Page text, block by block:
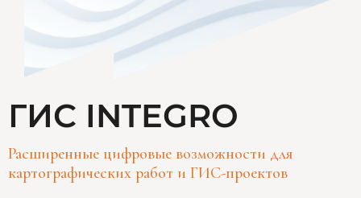
ГИС INTEGRO
Расширенные цифровые возможности для
картографических работ и ГИС-проектов